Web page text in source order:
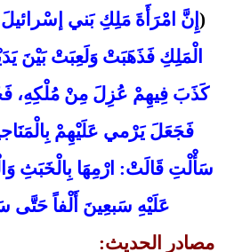
( إِنَّ امْرَأَةَ مَلِكِ بَني
الْمَلِكِ فَذَهَبَتْ وَلَعِبَتْ بَيْنَ
كَذَبَ فِيهِمْ عُزِلَ مِنْ مُلْكِهِ،
فَجَعَلَ يَرْمي عَلَيْهِمْ
سَأْلْتِ قَالَتْ: ارْمِهَا بِالْخَبَثِ
عَلَيْهِ سَبعِينَ أَلْفاً حَتَّى
مصادر الحديث: